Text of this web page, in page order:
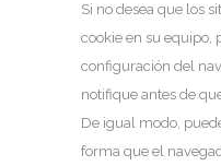
Si no desea que los
cookie en su equipo,
configuración del
notifique antes de
De igual modo,
forma que el